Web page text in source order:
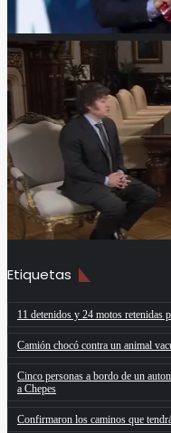
Etiquetas
11 detenidos y 24 motos retenidas
Camión chocó contra un animal
Cinco personas a bordo de un
a Chepes
Confirmaron los caminos que